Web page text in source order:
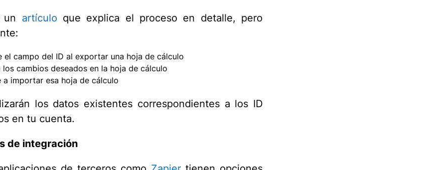
un artículo que explica el proceso en detalle, pero
el campo del ID al exportar una hoja de cálculo
los cambios deseados en la hoja de cálculo
a importar esa hoja de cálculo
los datos existentes correspondientes a los ID
en tu cuenta.
de integración